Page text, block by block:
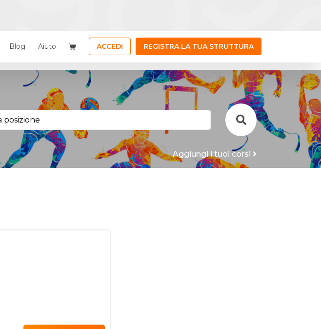
Blog Aiuto ACCEDI REGISTRA LA TUA STRUTTURA
Aggiungi i tuoi corsi